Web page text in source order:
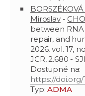
Miroslav-
between
repair, and
2026, vol. 17,
JCR, 2.680 -
Dostupné na:
https://doi.org/
Typ:ADMA